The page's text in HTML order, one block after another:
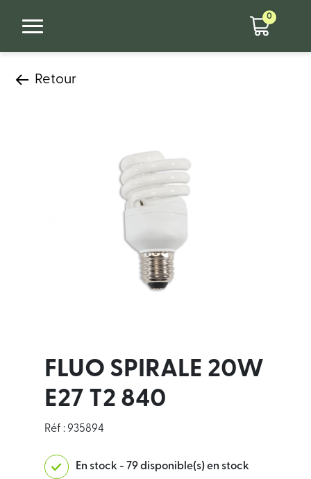
0
Retour
FLUO SPIRALE 20W
E27 T2 840
Réf : 935894
En stock - 79 disponible(s) en stock